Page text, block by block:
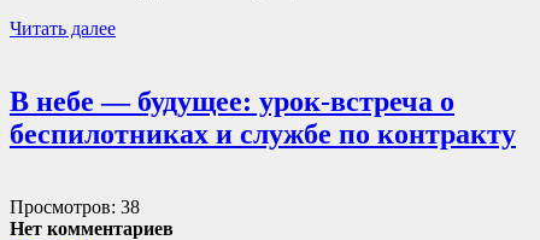
Читать далее
В небе — будущее: урок-встреча о
беспилотниках и службе по контракту
Просмотров: 38
Нет комментариев